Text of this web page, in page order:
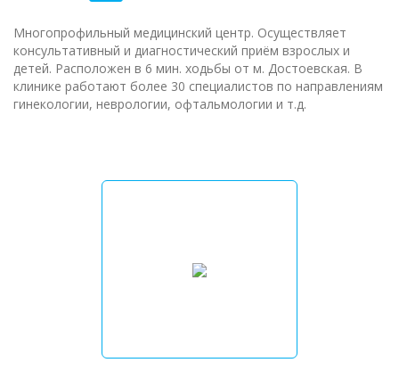
Многопрофильный медицинский центр. Осуществляет
консультативный и диагностический приём взрослых и
детей. Расположен в 6 мин. ходьбы от м. Достоевская. В
клинике работают более 30 специалистов по направлениям
гинекологии, неврологии, офтальмологии и т.д.